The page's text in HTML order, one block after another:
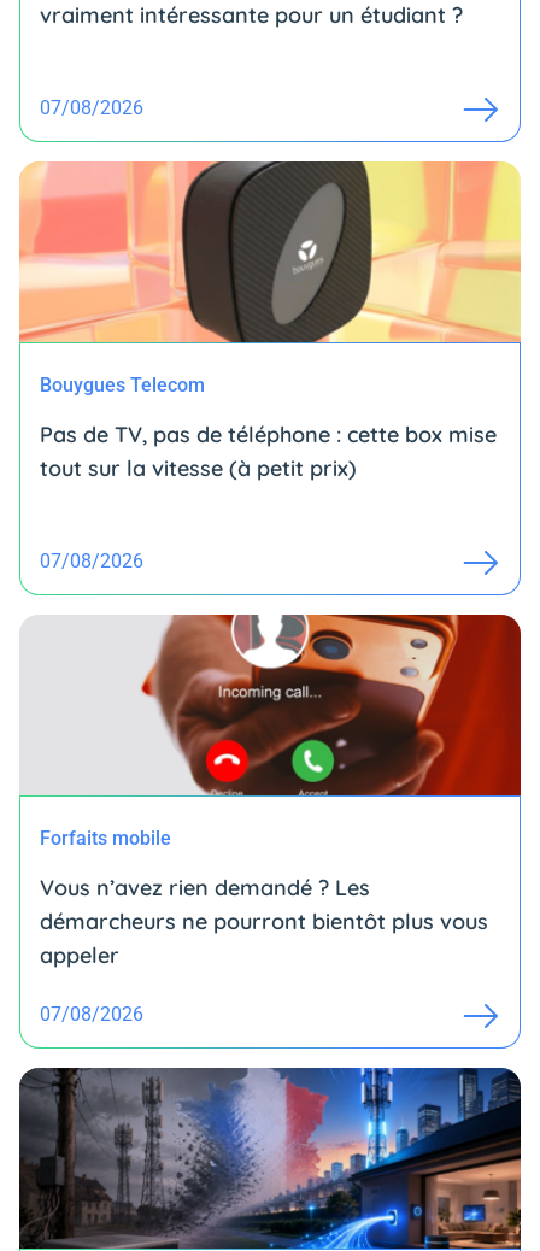
vraiment intéressante pour un étudiant ?
07/08/2026
Bouygues Telecom
Pas de TV, pas de téléphone : cette box mise
tout sur la vitesse (à petit prix)
07/08/2026
Forfaits mobile
Vous n’avez rien demandé ? Les
démarcheurs ne pourront bientôt plus vous
appeler
07/08/2026